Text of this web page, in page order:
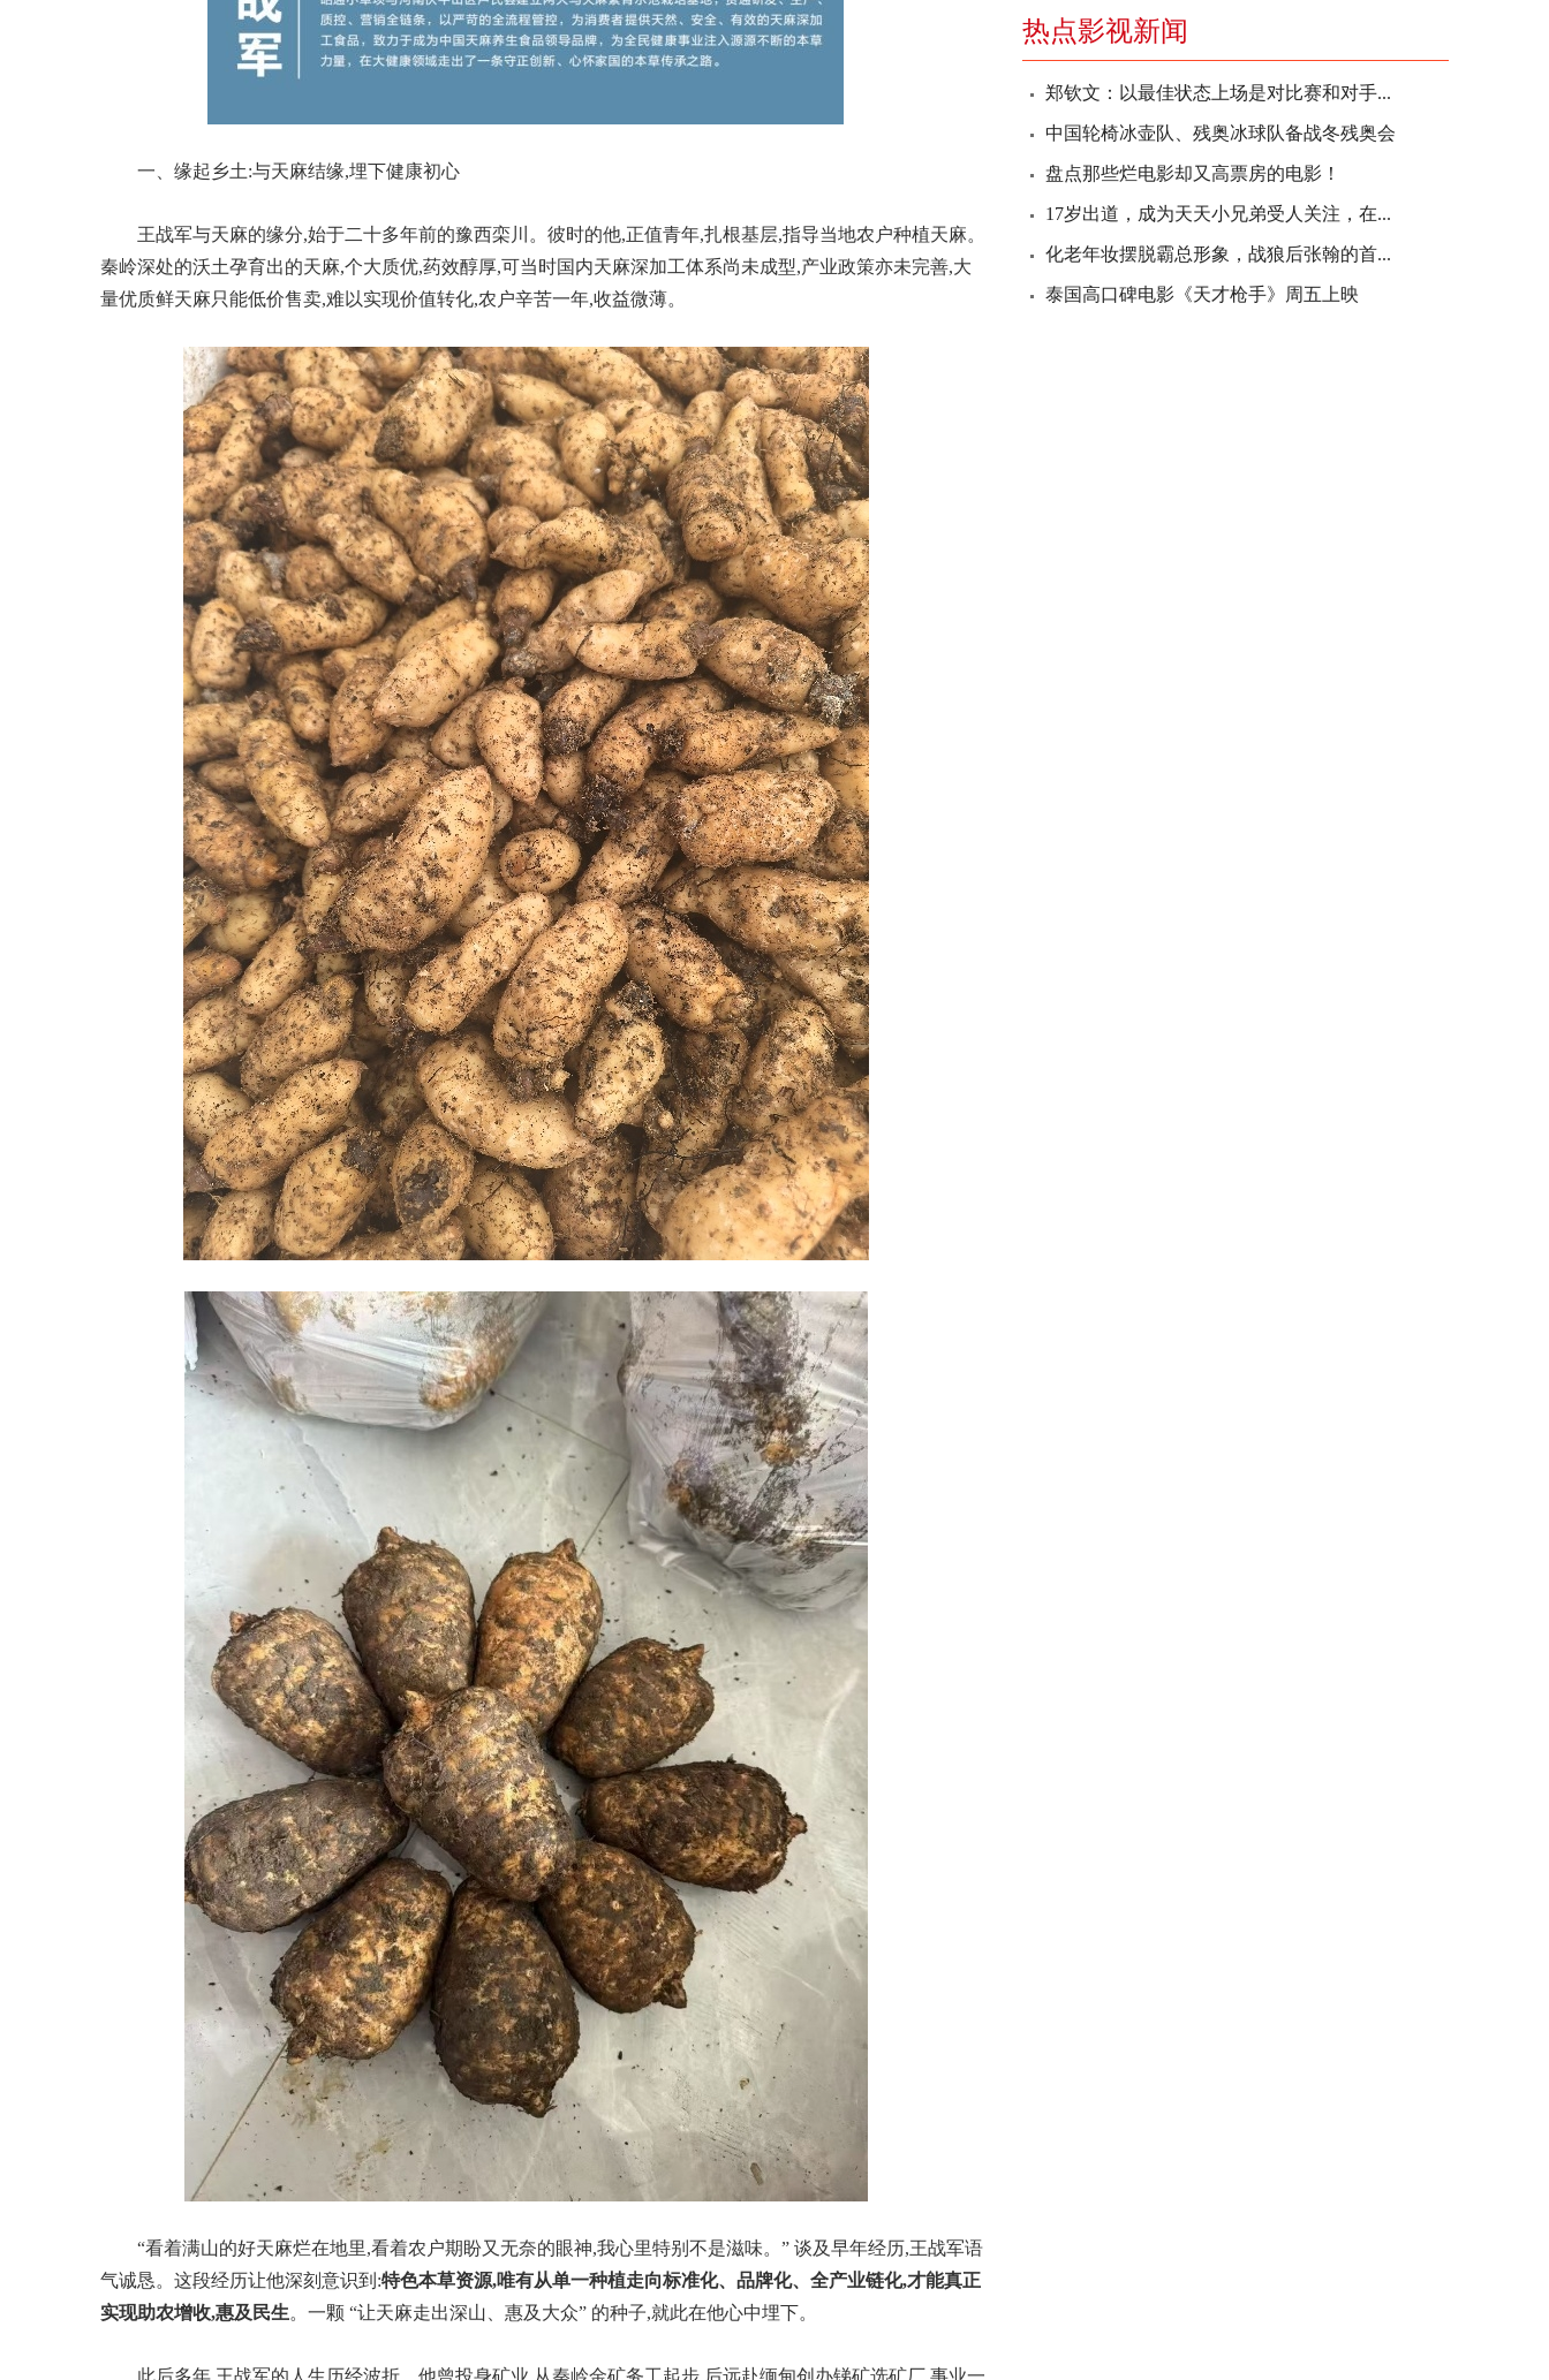
一、缘起乡土:与天麻结缘,埋下健康初心
王战军与天麻的缘分,始于二十多年前的豫西栾川。彼时的他,正值青年,扎根基层,指导当地农户种植天麻。
秦岭深处的沃土孕育出的天麻,个大质优,药效醇厚,可当时国内天麻深加工体系尚未成型,产业政策亦未完善,大
量优质鲜天麻只能低价售卖,难以实现价值转化,农户辛苦一年,收益微薄。
“看着满山的好天麻烂在地里,看着农户期盼又无奈的眼神,我心里特别不是滋味。” 谈及早年经历,王战军语
气诚恳。这段经历让他深刻意识到:特色本草资源,唯有从单一种植走向标准化、品牌化、全产业链化,才能真正
实现助农增收,惠及民生。一颗 “让天麻走出深山、惠及大众” 的种子,就此在他心中埋下。
此后多年,王战军的人生历经波折。他曾投身矿业,从秦岭金矿务工起步,后远赴缅甸创办锑矿选矿厂,事业一
热点影视新闻
郑钦文：以最佳状态上场是对比赛和对手...
中国轮椅冰壶队、残奥冰球队备战冬残奥会
盘点那些烂电影却又高票房的电影！
17岁出道，成为天天小兄弟受人关注，在...
化老年妆摆脱霸总形象，战狼后张翰的首...
泰国高口碑电影《天才枪手》周五上映